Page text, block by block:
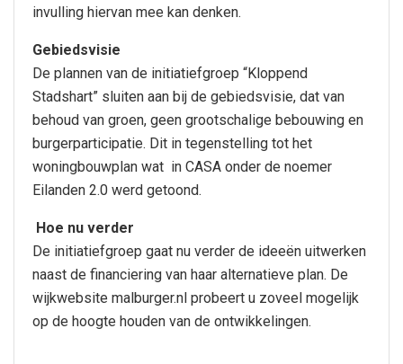
invulling hiervan mee kan denken.
Gebiedsvisie
De plannen van de initiatiefgroep “Kloppend
Stadshart” sluiten aan bij de gebiedsvisie, dat van
behoud van groen, geen grootschalige bebouwing en
burgerparticipatie. Dit in tegenstelling tot het
woningbouwplan wat in CASA onder de noemer
Eilanden 2.0 werd getoond.
Hoe nu verder
De initiatiefgroep gaat nu verder de ideeën uitwerken
naast de financiering van haar alternatieve plan. De
wijkwebsite malburger.nl probeert u zoveel mogelijk
op de hoogte houden van de ontwikkelingen.